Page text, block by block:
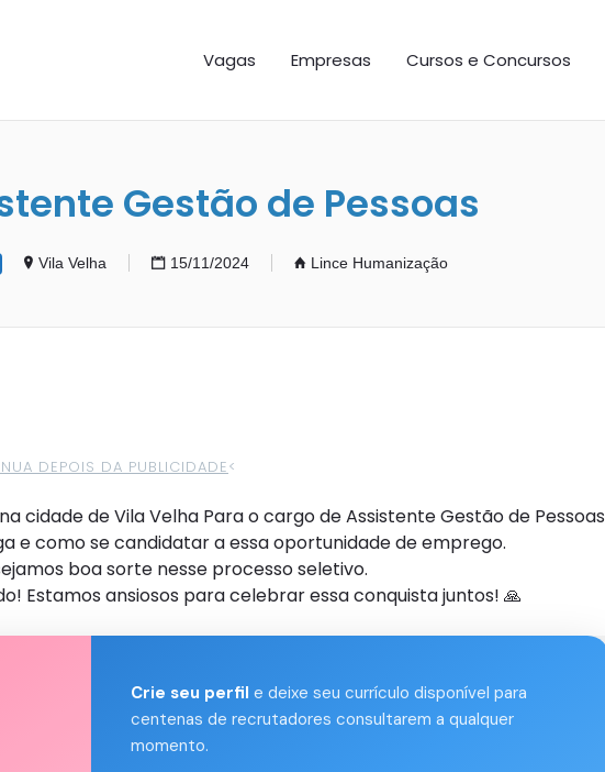
Vagas Empresas Cursos e Concursos
Gestão de Pessoas
Vila Velha 15/11/2024 Lince Humanização
DEPOIS DA PUBLICIDADE<
cidade de Vila Velha Para o cargo de Assistente Gestão de Pessoas
e como se candidatar a essa oportunidade de emprego.
boa sorte nesse processo seletivo.
Estamos ansiosos para celebrar essa conquista juntos! 🙏
Crie seu perfil e deixe seu currículo disponível para
centenas de recrutadores consultarem a qualquer
momento.